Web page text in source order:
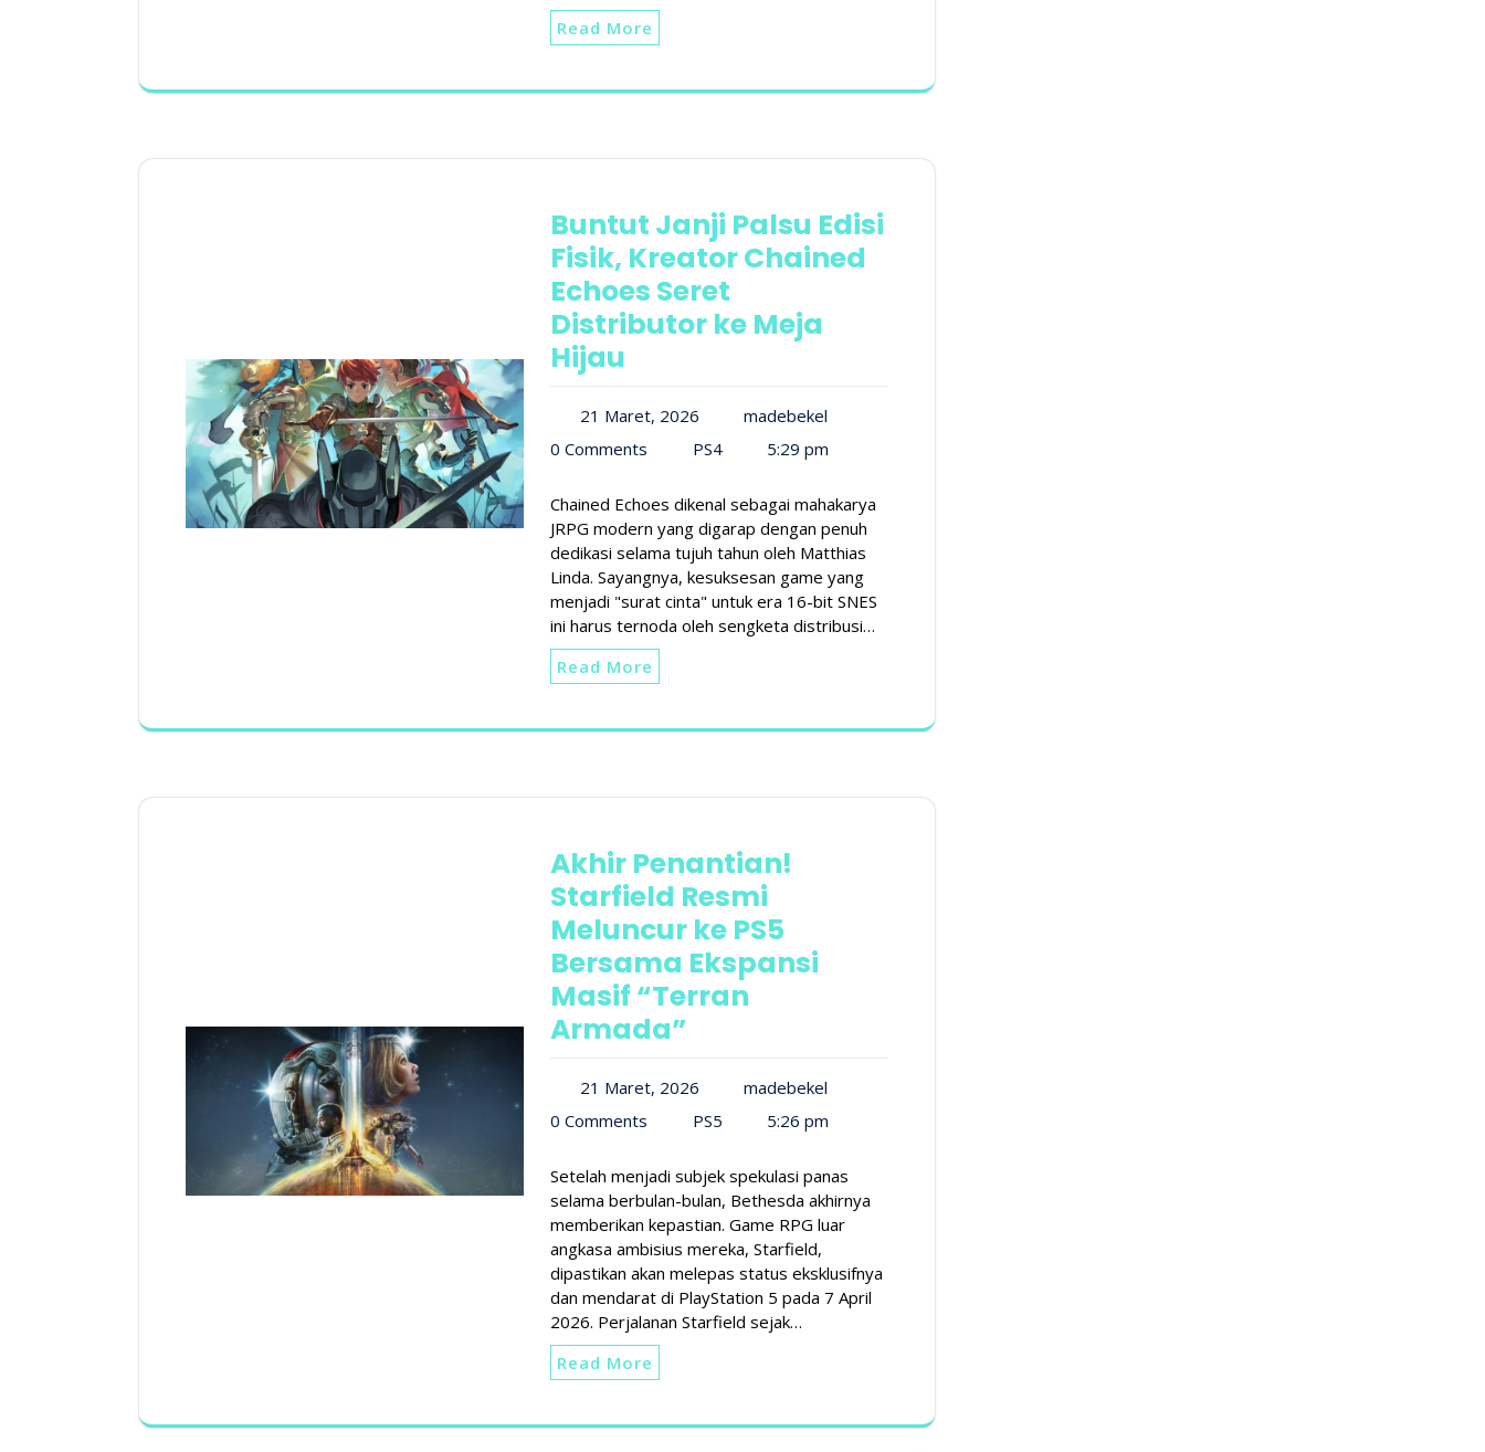
Read More
Buntut Janji Palsu Edisi
Fisik, Kreator Chained
Echoes Seret
Distributor ke Meja
Hijau
21 Maret, 2026
madebekel
0 Comments
PS4 5:29 pm
Chained Echoes dikenal sebagai mahakarya
JRPG modern yang digarap dengan penuh
dedikasi selama tujuh tahun oleh Matthias
Linda. Sayangnya, kesuksesan game yang
menjadi "surat cinta" untuk era 16-bit SNES
ini harus ternoda oleh sengketa distribusi…
Read More
Akhir Penantian!
Starfield Resmi
Meluncur ke PS5
Bersama Ekspansi
Masif “Terran
Armada”
21 Maret, 2026
madebekel
0 Comments
PS5 5:26 pm
Setelah menjadi subjek spekulasi panas
selama berbulan-bulan, Bethesda akhirnya
memberikan kepastian. Game RPG luar
angkasa ambisius mereka, Starfield,
dipastikan akan melepas status eksklusifnya
dan mendarat di PlayStation 5 pada 7 April
2026. Perjalanan Starfield sejak…
Read More